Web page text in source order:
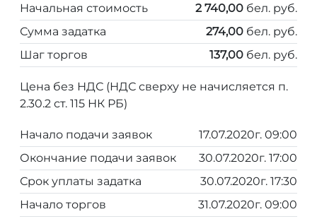
Начальная стоимость 2 740,00 бел. руб.
Сумма задатка
274,00 бел. руб.
Шаг торгов
137,00 бел. руб.
Цена без НДС (НДС сверху не начисляется п.
2.30.2 ст. 115 НК РБ)
Начало подачи заявок
17.07.2020г. 09:00
Окончание подачи заявок
30.07.2020г. 17:00
Срок уплаты задатка
30.07.2020г. 17:30
Начало торгов
31.07.2020г. 09:00